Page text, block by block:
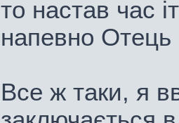
то настав час
напевно Отець
Все ж таки, я